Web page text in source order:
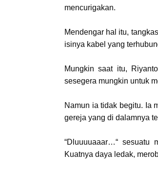
mencurigakan.
Mendengar hal itu,
isinya kabel yang
Mungkin saat itu,
sesegera mungkin untuk
Namun ia tidak begitu. Ia
gereja yang di dalamnya
“Dluuuuaaar…“ sesuatu
Kuatnya daya ledak,